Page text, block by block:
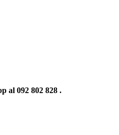
al 092 802 828 .